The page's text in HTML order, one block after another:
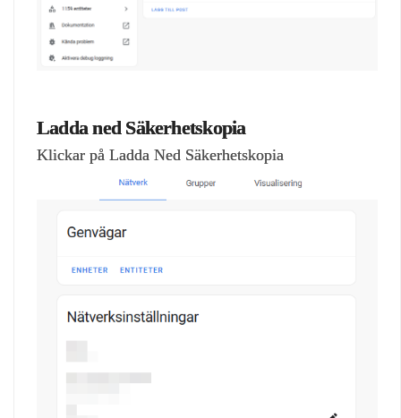
Ladda ned Säkerhetskopia
Klickar på Ladda Ned Säkerhetskopia